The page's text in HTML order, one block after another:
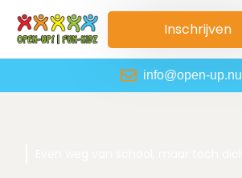
Inschrijven
info@open-up.nu